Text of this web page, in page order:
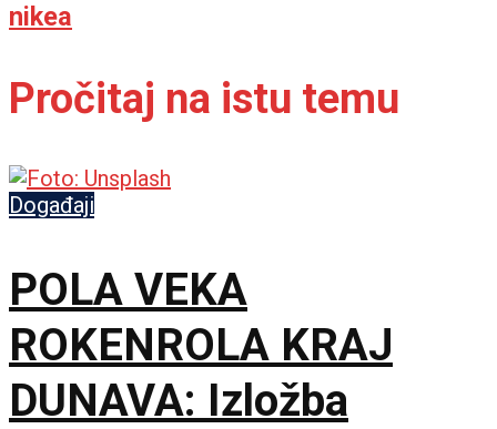
nikea
Pročitaj na istu temu
Događaji
POLA VEKA
ROKENROLA KRAJ
DUNAVA: Izložba